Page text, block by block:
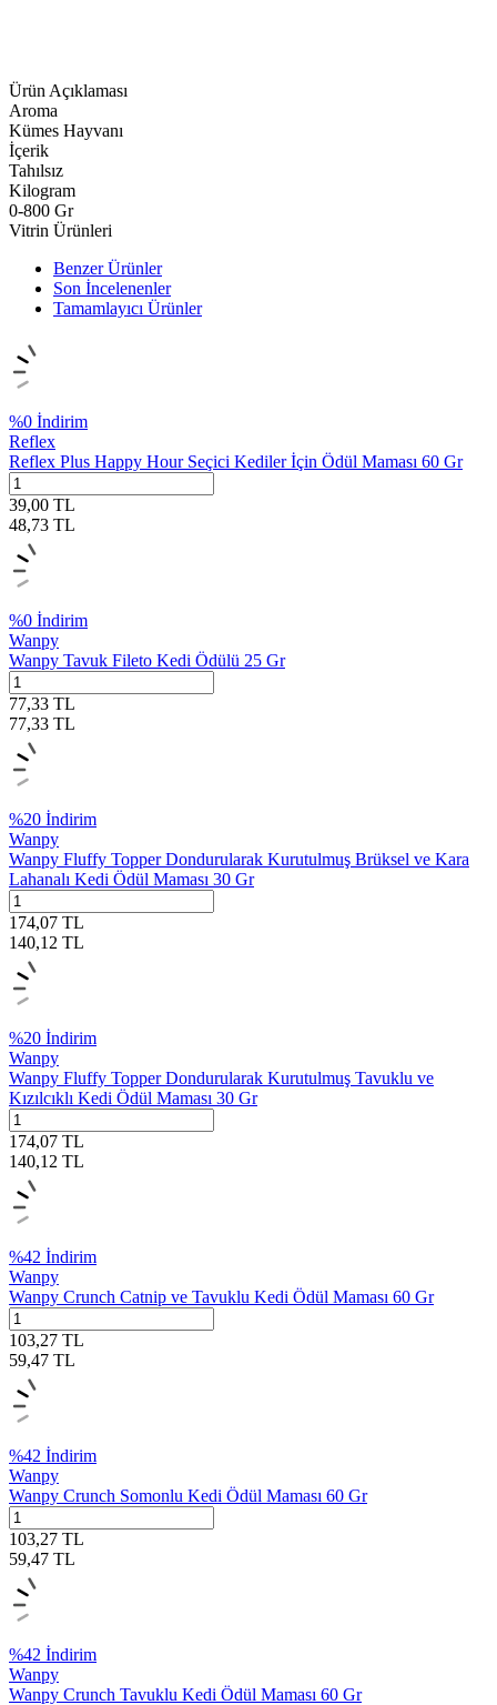
Ürün Açıklaması
Aroma
Kümes Hayvanı
İçerik
Tahılsız
Kilogram
0-800 Gr
Vitrin Ürünleri
Benzer Ürünler
Son İncelenenler
Tamamlayıcı Ürünler
%0 İndirim
Reflex
Reflex Plus Happy Hour Seçici Kediler İçin Ödül Maması 60 Gr
39,00 TL
48,73 TL
%0 İndirim
Wanpy
Wanpy Tavuk Fileto Kedi Ödülü 25 Gr
77,33 TL
77,33 TL
%20 İndirim
Wanpy
Wanpy Fluffy Topper Dondurularak Kurutulmuş Brüksel ve Kara
Lahanalı Kedi Ödül Maması 30 Gr
174,07 TL
140,12 TL
%20 İndirim
Wanpy
Wanpy Fluffy Topper Dondurularak Kurutulmuş Tavuklu ve
Kızılcıklı Kedi Ödül Maması 30 Gr
174,07 TL
140,12 TL
%42 İndirim
Wanpy
Wanpy Crunch Catnip ve Tavuklu Kedi Ödül Maması 60 Gr
103,27 TL
59,47 TL
%42 İndirim
Wanpy
Wanpy Crunch Somonlu Kedi Ödül Maması 60 Gr
103,27 TL
59,47 TL
%42 İndirim
Wanpy
Wanpy Crunch Tavuklu Kedi Ödül Maması 60 Gr